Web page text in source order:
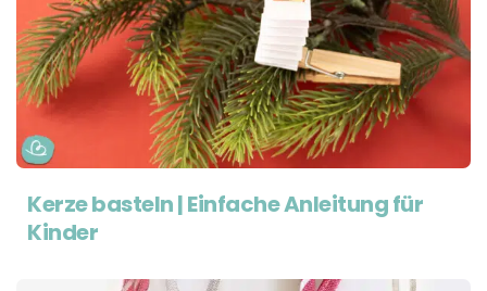
Kerze basteln | Einfache Anleitung für
Kinder